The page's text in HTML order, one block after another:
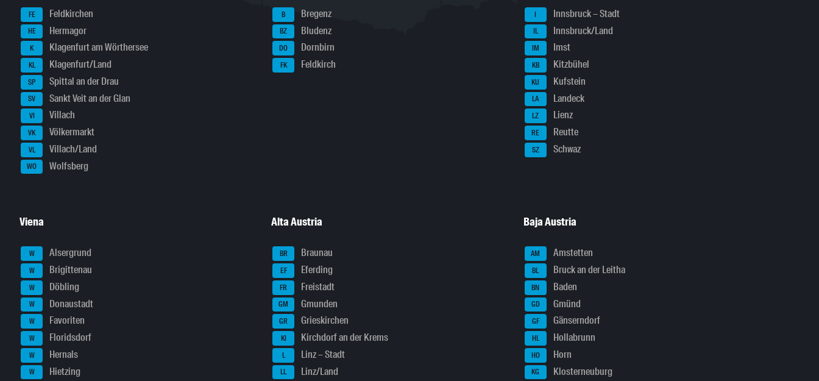
FE Feldkirchen
HE Hermagor
K Klagenfurt am Wörthersee
KL Klagenfurt/Land
SP Spittal an der Drau
SV Sankt Veit an der Glan
VI Villach
VK Völkermarkt
VL Villach/Land
WO Wolfsberg
B Bregenz
BZ Bludenz
DO Dornbirn
FK Feldkirch
I Innsbruck – Stadt
IL Innsbruck/Land
IM Imst
KB Kitzbühel
KU Kufstein
LA Landeck
LZ Lienz
RE Reutte
SZ Schwaz
Viena
W Alsergrund
W Brigittenau
W Döbling
W Donaustadt
W Favoriten
W Floridsdorf
W Hernals
W Hietzing
Alta Austria
BR Braunau
EF Eferding
FR Freistadt
GM Gmunden
GR Grieskirchen
KI Kirchdorf an der Krems
L Linz – Stadt
LL Linz/Land
Baja Austria
AM Amstetten
BL Bruck an der Leitha
BN Baden
GD Gmünd
GF Gänserndorf
HL Hollabrunn
HO Horn
KG Klosterneuburg